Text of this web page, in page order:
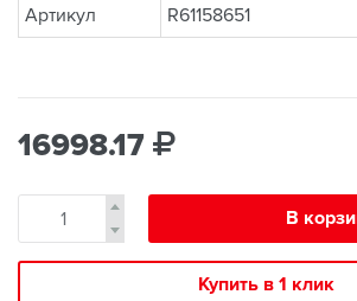
Артикул
R61158651
16998.17
В
Купить в 1 клик